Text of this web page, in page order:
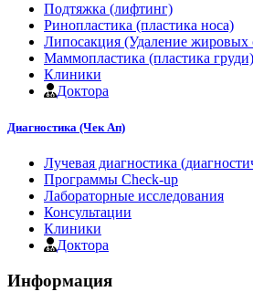
Подтяжка (лифтинг)
Ринопластика (пластика носа)
Липосакция (Удаление жировых
Маммопластика (пластика груди)
Клиники
Доктора
Диагностика (Чек Ап)
Лучевая диагностика
Программы Check-up
Лабораторные исследования
Консультации
Клиники
Доктора
Информация